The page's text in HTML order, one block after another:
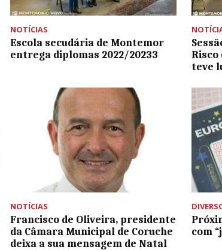
NOTÍCIAS
Escola secudária de Montemor
entrega diplomas 2022/20233
Risco
teve
NOTÍCIAS
Francisco de Oliveira, presidente
da Câmara Municipal de Coruche
deixa a sua mensagem de Natal
com